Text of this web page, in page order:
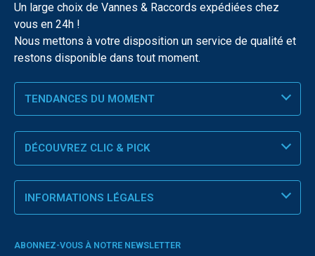
Un large choix de Vannes & Raccords expédiées chez
vous en 24h !
Nous mettons à votre disposition un service de qualité et
restons disponible dans tout moment.
TENDANCES DU MOMENT
DÉCOUVREZ CLIC & PICK
INFORMATIONS LÉGALES
ABONNEZ-VOUS À NOTRE NEWSLETTER